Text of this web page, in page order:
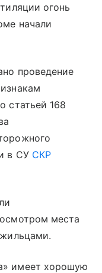
огонь
начали
проведение
статьей 168
в СУ СКР
места
имеет хорошую